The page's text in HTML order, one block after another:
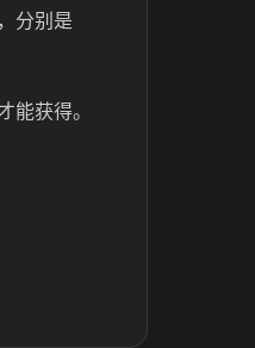
分别是
获得。